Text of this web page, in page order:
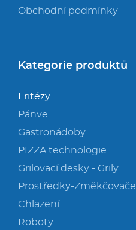
Obchodní podmínky
Kategorie produktů
Fritézy
Pánve
Gastronádoby
PIZZA technologie
Grilovací desky - Grily
Prostředky-Změkčovače
Chlazení
Roboty